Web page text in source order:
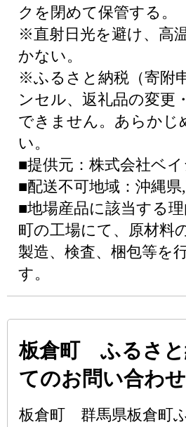
クを閉めて保管する。
※直射日光を避け、高
かない。
※ふるさと納税（寄附
ンセル、返礼品の変更
できません。あらかじ
い。
■提供元：株式会社ベ
■配送不可地域：沖縄県
■地場産品に該当する
町の工場にて、原材料
製造、検査、梱包等を
す。
板倉町 ふるさと
てのお問い合わせ
板倉町 群馬県板倉町